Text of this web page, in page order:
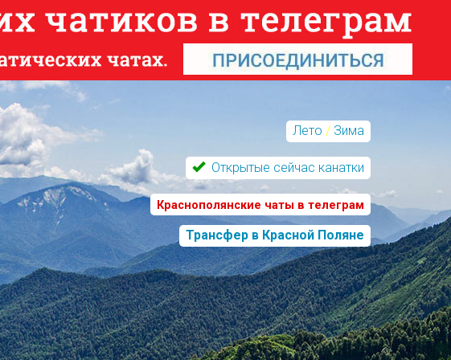
Лето / Зима
Открытые сейчас канатки
Краснополянские чаты в телеграм
Трансфер в Красной Поляне